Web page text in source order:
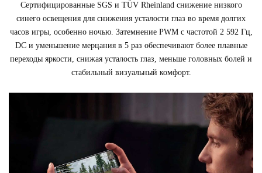
Сертифицированные SGS и TÜV Rheinland снижение низкого
синего освещения для снижения усталости глаз во время долгих
часов игры, особенно ночью. Затемнение PWM с частотой 2 592 Гц,
DC и уменьшение мерцания в 5 раз обеспечивают более плавные
переходы яркости, снижая усталость глаз, меньше головных болей и
стабильный визуальный комфорт.